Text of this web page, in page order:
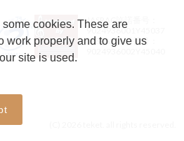
JASRAC許諾番号：
9024936001Y45037
JASRAC許諾番号：
cookies. These are
work properly and to give us
site is used.